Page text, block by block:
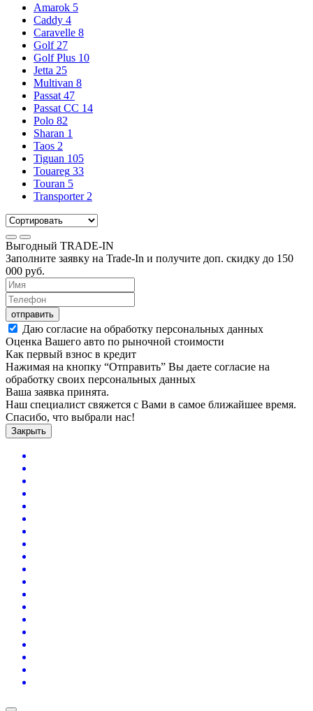
Amarok 5
Caddy 4
Caravelle 8
Golf 27
Golf Plus 10
Jetta 25
Multivan 8
Passat 47
Passat CC 14
Polo 82
Sharan 1
Taos 2
Tiguan 105
Touareg 33
Touran 5
Transporter 2
Выгодный TRADE-IN
Заполните заявку на Trade-In и получите доп. скидку до 150
000 руб.
отправить
Даю согласие на обработку персональных данных
Оценка Вашего авто по рыночной стоимости
Как первый взнос в кредит
Нажимая на кнопку “Отправить” Вы даете согласие на
обработку своих персональных данных
Ваша заявка принята.
Наш специалист свяжется с Вами в самое ближайшее время.
Спасибо, что выбрали нас!
Закрыть